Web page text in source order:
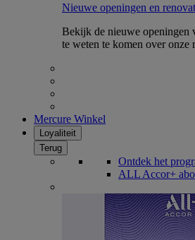
Nieuwe openingen en
Bekijk de nieuwe openingen
te weten te komen over onze
Mercure Winkel
Loyaliteit
Terug
Ontdek het
ALL Accor+